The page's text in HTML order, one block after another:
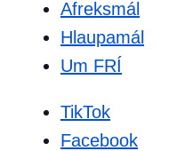
Afreksmál
Hlaupamál
Um FRÍ
TikTok
Facebook